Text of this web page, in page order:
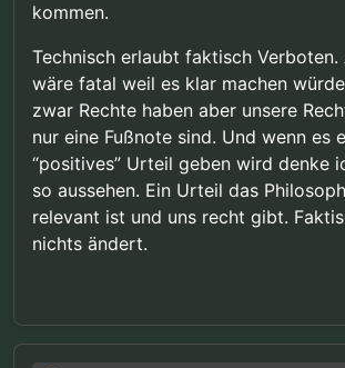
kommen.
Technisch erlaubt faktisch Verboten.
wäre fatal weil es klar machen
zwar Rechte haben aber unsere
nur eine Fußnote sind. Und wenn es
“positives” Urteil geben wird denke
so aussehen. Ein Urteil das
relevant ist und uns recht gibt.
nichts ändert.